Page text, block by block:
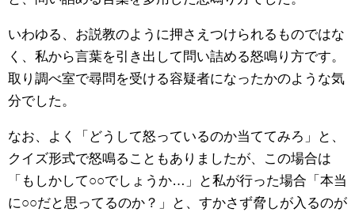
いわゆる、お説教のように押さえつけられるものではな
く、私から言葉を引き出して問い詰める怒鳴り方です。
取り調べ室で尋問を受ける容疑者になったかのような気
分でした。
なお、よく「どうして怒っているのか当ててみろ」と、
クイズ形式で怒鳴ることもありましたが、この場合は
「もしかして○○でしょうか…」と私が行った場合「本当
に○○だと思ってるのか？」と、すかさず脅しが入るのが